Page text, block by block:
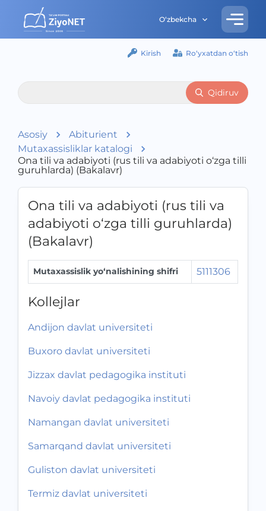
O‘zbekcha
Kirish Ro‘yxatdan o‘tish
Qidiruv
Asosiy
Abiturient
Mutaxassisliklar katalogi
Ona tili va adabiyoti (rus tili va adabiyoti o‘zga tilli
guruhlarda) (Bakalavr)
Ona tili va adabiyoti (rus tili va
adabiyoti o‘zga tilli guruhlarda)
(Bakalavr)
Mutaxassislik yo‘nalishining shifri 5111306
Kollejlar
Andijon davlat universiteti
Buxoro davlat universiteti
Jizzax davlat pedagogika instituti
Navoiy davlat pedagogika instituti
Namangan davlat universiteti
Samarqand davlat universiteti
Guliston davlat universiteti
Termiz davlat universiteti